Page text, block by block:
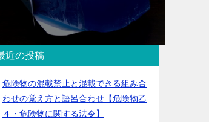
近の投稿
危険物の混載禁止と混載できる組み合
わせの覚え方と語呂合わせ【危険物乙
４・危険物に関する法令】